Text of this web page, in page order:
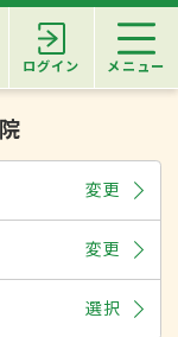
ログイン メニュー
変更
変更
選択